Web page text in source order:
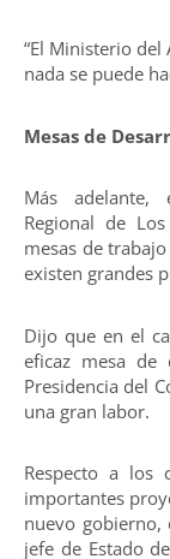
“El Ministerio
nada se puede
Mesas de
Más adelante,
Regional de
mesas de
existen grandes
Dijo que en el
eficaz mesa de
Presidencia del
una gran labor.
Respecto a los
importantes
nuevo gobierno,
jefe de Estado